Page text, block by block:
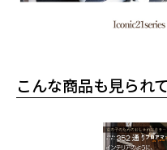
こんな商品も見られ